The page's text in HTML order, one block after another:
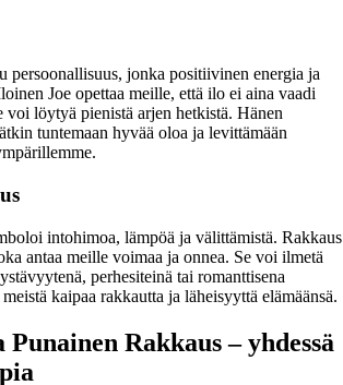
persoonallisuus, jonka positiivinen energia ja
Joe opettaa meille, että ilo ei aina vaadi
voi löytyä pienistä arjen hetkistä. Hänen
tuntemaan hyvää oloa ja levittämään
intohimoa, lämpöä ja välittämistä. Rakkaus
antaa meille voimaa ja onnea. Se voi ilmetä
perhesiteinä tai romanttisena
kaipaa rakkautta ja läheisyyttä elämäänsä.
Rakkaus – yhdessä